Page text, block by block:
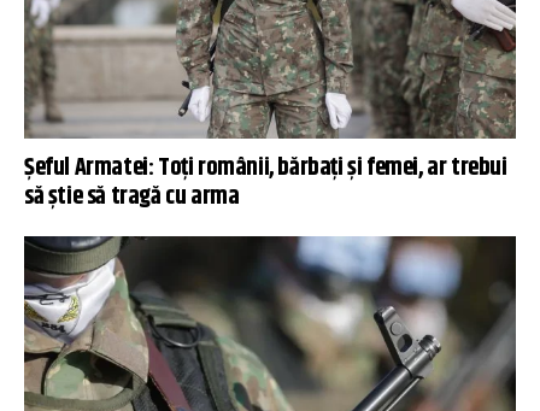
Șeful Armatei: Toți românii, bărbați și femei, ar trebui
să știe să tragă cu arma